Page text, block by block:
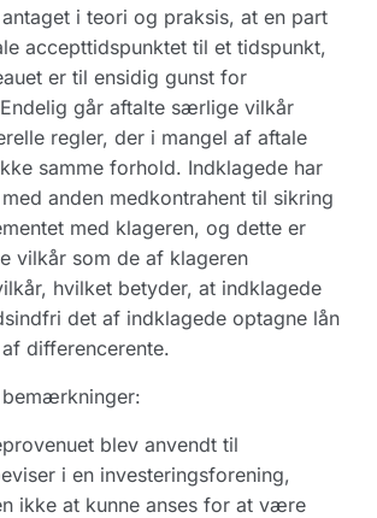
i teori og praksis, at en part
accepttidspunktet til et tidspunkt,
er til ensidig gunst for
går aftalte særlige vilkår
regler, der i mangel af aftale
samme forhold. Indklagede har
anden medkontrahent til sikring
med klageren, og dette er
vilkår som de af klageren
hvilket betyder, at indklagede
det af indklagede optagne lån
differencerente.
blev anvendt til
i en investeringsforening,
ikke at kunne anses for at være